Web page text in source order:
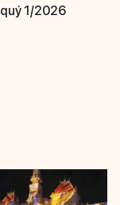
1/2026